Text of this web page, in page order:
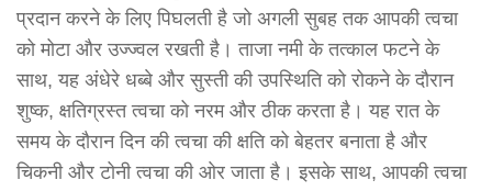
प्रदान करने के लिए पिघलती है जो अगली सुबह तक आपकी त्वचा
को मोटा और उज्ज्वल रखती है। ताजा नमी के तत्काल फटने के
साथ, यह अंधेरे धब्बे और सुस्ती की उपस्थिति को रोकने के दौरान
शुष्क, क्षतिग्रस्त त्वचा को नरम और ठीक करता है। यह रात के
समय के दौरान दिन की त्वचा की क्षति को बेहतर बनाता है और
चिकनी और टोनी त्वचा की ओर जाता है। इसके साथ, आपकी त्वचा